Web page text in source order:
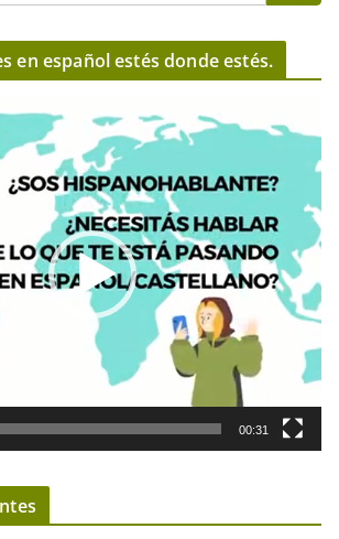
en español estés donde estés.
00:31